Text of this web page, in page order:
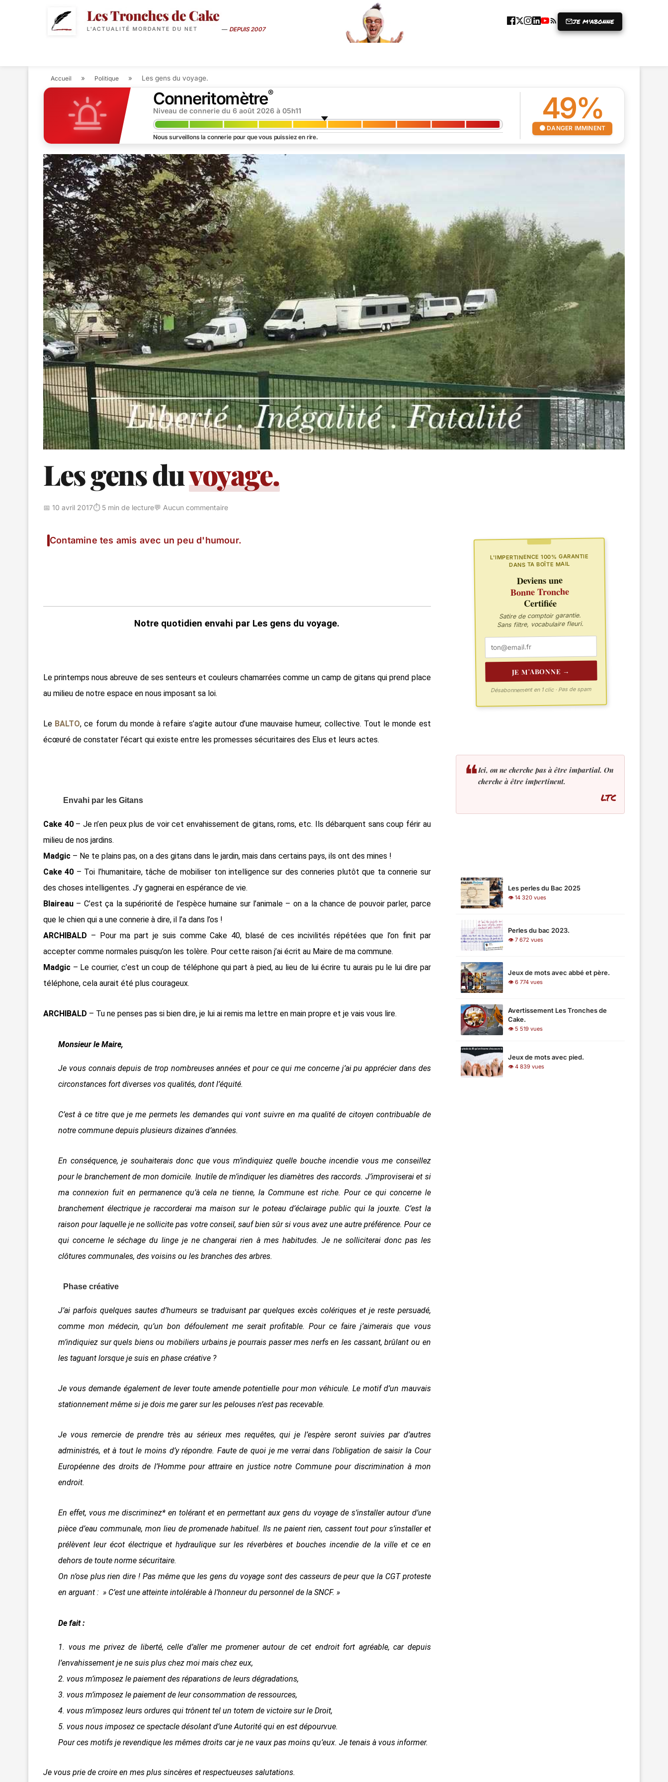
— DEPUIS 2007
JE M'ABONNE
Accueil » Politique » Les gens du voyage.
Conneritomètre®
Niveau de connerie du 6 août 2026 à 05h11
Nous surveillons la connerie pour que vous puissiez en rire.
87%
NUCLÉAIRE
Les gens duvoyage.
📅 10 avril 2017⏱️ 5 min de lecture💬 Aucun commentaire
Contamine tes amis avec un peu d'humour.
Notre quotidien envahi par Les gens du voyage.
Le printemps nous abreuve de ses senteurs et couleurs chamarrées comme un camp de gitans qui prend place
au milieu de notre espace en nous imposant sa loi.
Le BALTO, ce forum du monde à refaire s’agite autour d’une mauvaise humeur, collective. Tout le monde est
écœuré de constater l’écart qui existe entre les promesses sécuritaires des Elus et leurs actes.
Envahi par les Gitans
Cake 40– Je n’en peux plus de voir cet envahissement de gitans, roms, etc. Ils débarquent sans coup férir au
milieu de nos jardins.
Madgic – Ne te plains pas, on a des gitans dans le jardin, mais dans certains pays, ils ont des mines !
Cake 40 – Toi l’humanitaire, tâche de mobiliser ton intelligence sur des conneries plutôt que ta connerie sur
des choses intelligentes. J’y gagnerai en espérance de vie.
Blaireau – C’est ça la supériorité de l’espèce humaine sur l’animale – on a la chance de pouvoir parler, parce
que le chien qui a une connerie à dire, il l’a dans l’os !
ARCHIBALD – Pour ma part je suis comme Cake 40, blasé de ces incivilités répétées que l’on finit par
accepter comme normales puisqu’on les tolère. Pour cette raison j’ai écrit au Maire de ma commune.
Madgic – Le courrier, c’est un coup de téléphone qui part à pied, au lieu de lui écrire tu aurais pu le lui dire par
téléphone, cela aurait été plus courageux.
ARCHIBALD – Tu ne penses pas si bien dire, je lui ai remis ma lettre en main propre et je vais vous lire.
Monsieur le Maire,
Je vous connais depuis de trop nombreuses années et pour ce qui me concerne j’ai pu apprécier dans des
circonstances fort diverses vos qualités, dont l’équité.
C’est à ce titre que je me permets les demandes qui vont suivre en ma qualité de citoyen contribuable de
notre commune depuis plusieurs dizaines d’années.
En conséquence, je souhaiterais donc que vous m’indiquiez quelle bouche incendie vous me conseillez
pour le branchement de mon domicile. Inutile de m’indiquer les diamètres des raccords. J’improviserai et si
ma connexion fuit en permanence qu’à cela ne tienne, la Commune est riche. Pour ce qui concerne le
branchement électrique je raccorderai ma maison sur le poteau d’éclairage public qui la jouxte. C’est la
raison pour laquelle je ne sollicite pas votre conseil, sauf bien sûr si vous avez une autre préférence. Pour ce
qui concerne le séchage du linge je ne changerai rien à mes habitudes. Je ne solliciterai donc pas les
clôtures communales, des voisins ou les branches des arbres.
Phase créative
J’ai parfois quelques sautes d’humeurs se traduisant par quelques excès colériques et je reste persuadé,
comme mon médecin, qu’un bon défoulement me serait profitable. Pour ce faire j’aimerais que vous
m’indiquiez sur quels biens ou mobiliers urbains je pourrais passer mes nerfs en les cassant, brûlant ou en
les taguant lorsque je suis en phase créative ?
Je vous demande également de lever toute amende potentielle pour mon véhicule. Le motif d’un mauvais
stationnement même si je dois me garer sur les pelouses n’est pas recevable.
Je vous remercie de prendre très au sérieux mes requêtes, qui je l’espère seront suivies par d’autres
administrés, et à tout le moins d’y répondre. Faute de quoi je me verrai dans l’obligation de saisir la Cour
Européenne des droits de l’Homme pour attraire en justice notre Commune pour discrimination à mon
endroit.
En effet, vous me discriminez* en tolérant et en permettant aux gens du voyage de s’installer autour d’une
pièce d’eau communale, mon lieu de promenade habituel. Ils ne paient rien, cassent tout pour s’installer et
prélèvent leur écot électrique et hydraulique sur les réverbères et bouches incendie de la ville et ce en
dehors de toute norme sécuritaire.
On n’ose plus rien dire ! Pas même que les gens du voyage sont des casseurs de peur que la CGT proteste
en arguant : » C’est une atteinte intolérable à l’honneur du personnel de la SNCF. »
De fait :
1. vous me privez de liberté, celle d’aller me promener autour de cet endroit fort agréable, car depuis
l’envahissement je ne suis plus chez moi mais chez eux,
2. vous m’imposez le paiement des réparations de leurs dégradations,
3. vous m’imposez le paiement de leur consommation de ressources,
4. vous m’imposez leurs ordures qui trônent tel un totem de victoire sur le Droit,
5. vous nous imposez ce spectacle désolant d’une Autorité qui en est dépourvue.
Pour ces motifs je revendique les mêmes droits car je ne vaux pas moins qu’eux. Je tenais à vous informer.
Je vous prie de croire en mes plus sincères et respectueuses salutations.
L'IMPERTINENCE 100% GARANTIE
DANS TA BOÎTE MAIL
Deviens une
Bonne Tronche
Certifiée
Satire de comptoir garantie.
Sans filtre, vocabulaire fleuri.
JE M'ABONNE →
Désabonnement en 1 clic · Pas de spam
❝Ici, on ne cherche pas à être impartial. On
cherche à être impertinent.
LTC
Les perles du Bac 2025
👁 14 320 vues
Perles du bac 2023.
👁 7 672 vues
Jeux de mots avec abbé et père.
👁 6 774 vues
Avertissement Les Tronches de
Cake.
👁 5 519 vues
Jeux de mots avec pied.
👁 4 839 vues